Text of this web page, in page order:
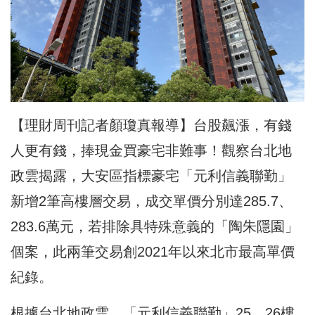
【理財周刊記者顏瓊真報導】台股飆漲，有錢
人更有錢，捧現金買豪宅非難事！觀察台北地
政雲揭露，大安區指標豪宅「元利信義聯勤」
新增2筆高樓層交易，成交單價分別達285.7、
283.6萬元，若排除具特殊意義的「陶朱隱園」
個案，此兩筆交易創2021年以來北市最高單價
紀錄。